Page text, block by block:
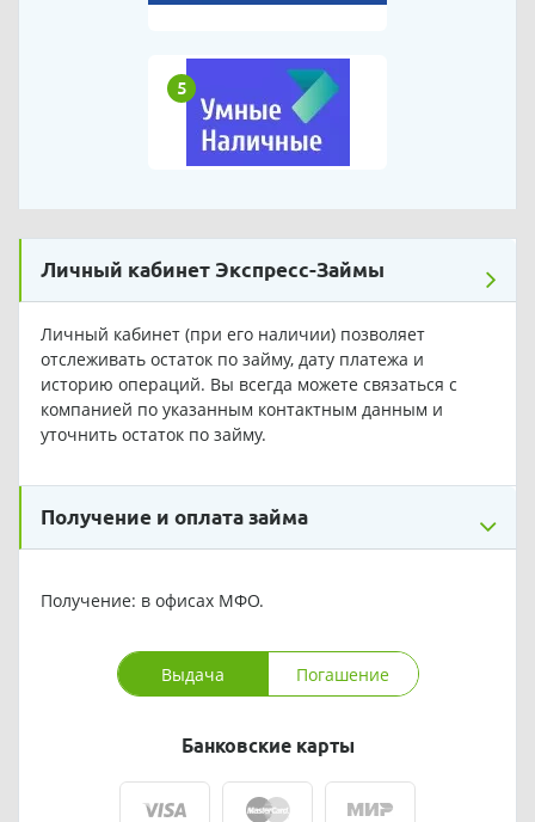
5
Личный кабинет Экспресс-Займы
Личный кабинет (при его наличии) позволяет
отслеживать остаток по займу, дату платежа и
историю операций. Вы всегда можете связаться с
компанией по указанным контактным данным и
уточнить остаток по займу.
Получение и оплата займа
Получение: в офисах МФО.
Выдача Погашение
Банковские карты